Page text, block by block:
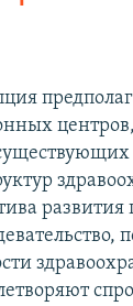
развития